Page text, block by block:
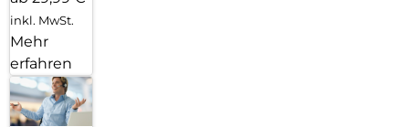
inkl. MwSt.
Mehr
erfahren